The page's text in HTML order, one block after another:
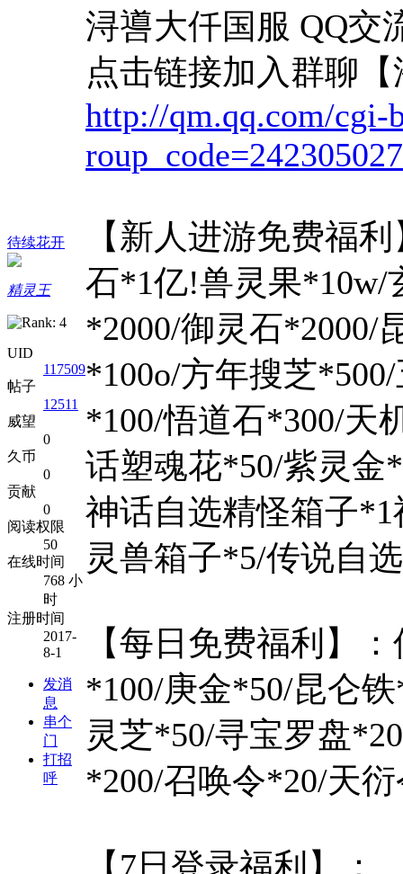
待续花开
精灵王
UID
117509
帖子
12511
威望
0
久币
0
贡献
0
阅读权限
50
在线时间
768 小
时
注册时间
2017-
8-1
发消
息
串个
门
打招
呼
浔噵大仟国服 QQ交
点击链接加入群聊
http://qm.qq.com/cgi-
roup_code=242305027
【新人进游免费福
石*1亿!兽灵果*10w/
*2000/御灵石*2000/
*100o/方年搜芝
*100/悟道石*300/天
话塑魂花*50/紫灵金
神话自选精怪箱子
灵兽箱子*5/传说自
【每日免费福利】
*100/庚金*50/昆仑
灵芝*50/寻宝罗盘
*200/召唤令*20/天
【7日登录福利】：